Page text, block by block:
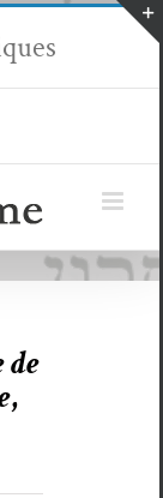
de
,